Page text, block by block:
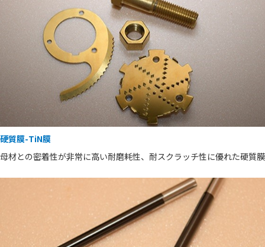
硬質膜-TiN膜
母材との密着性が非常に高い耐磨耗性、耐スクラッチ性に優れた硬質膜